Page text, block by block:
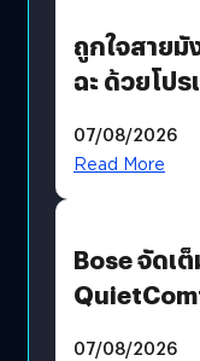
ถูกใจสายมั
ฉะ ด้วยโป
มีภาษาไทยด้
07/08/2026
Read More
Bose จัดเ
07/08/2026